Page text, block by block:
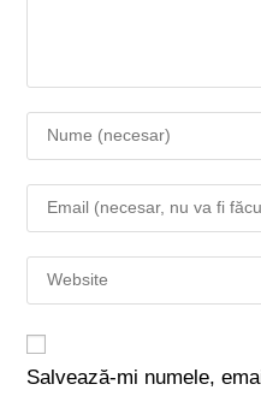
Salvează-mi numele,